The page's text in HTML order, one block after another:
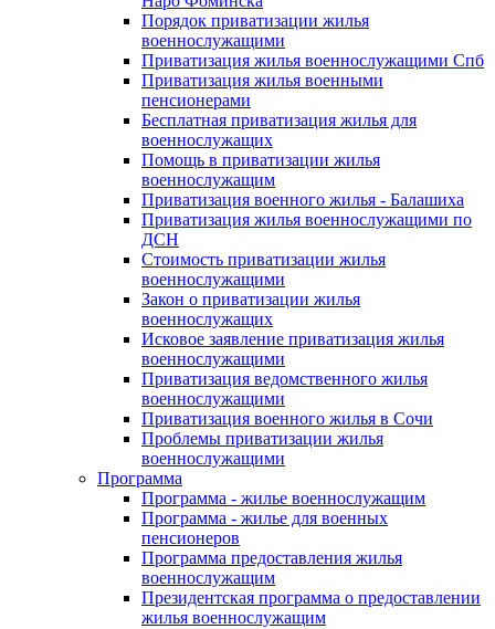
Порядок приватизации жилья
военнослужащими
Приватизация жилья военнослужащими Спб
Приватизация жилья военными
пенсионерами
Бесплатная приватизация жилья для
военнослужащих
Помощь в приватизации жилья
военнослужащим
Приватизация военного жилья - Балашиха
Приватизация жилья военнослужащими по
ДСН
Стоимость приватизации жилья
военнослужащими
Закон о приватизации жилья
военнослужащих
Исковое заявление приватизация жилья
военнослужащими
Приватизация ведомственного жилья
военнослужащими
Приватизация военного жилья в Сочи
Проблемы приватизации жилья
военнослужащими
Программа
Программа - жилье военнослужащим
Программа - жилье для военных
пенсионеров
Программа предоставления жилья
военнослужащим
Президентская программа о предоставлении
жилья военнослужащим